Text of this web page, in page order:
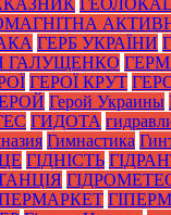
ГЕРБ УКРАЇНИ
ГАЛУЩЕНКО
ГЕРОЇ КРУТ
Герой Украины
ГИДОТА
Гимнастика
ГІДНІСТЬ